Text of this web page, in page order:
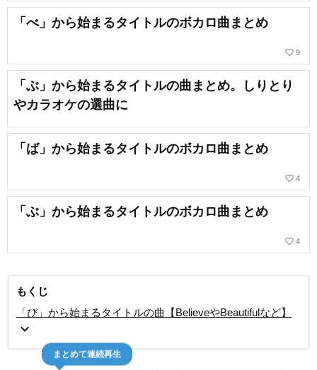
「べ」から始まるタイトルのボカロ曲まとめ
favorite_border 9
「ぶ」から始まるタイトルの曲まとめ。しりとり
やカラオケの選曲に
「ば」から始まるタイトルのボカロ曲まとめ
favorite_border 4
「ぶ」から始まるタイトルのボカロ曲まとめ
favorite_border 4
もくじ
「び」から始まるタイトルの曲【BelieveやBeautifulなど】
expand_more
まとめて連続再生